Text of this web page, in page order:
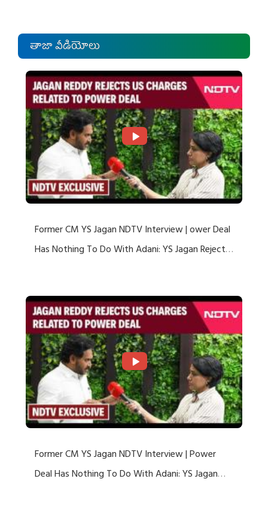
తాజా వీడియోలు
Former CM YS Jagan NDTV Interview | ower Deal
Has Nothing To Do With Adani: YS Jagan Rejects
Former CM YS Jagan NDTV Interview | Power
Deal Has Nothing To Do With Adani: YS Jagan